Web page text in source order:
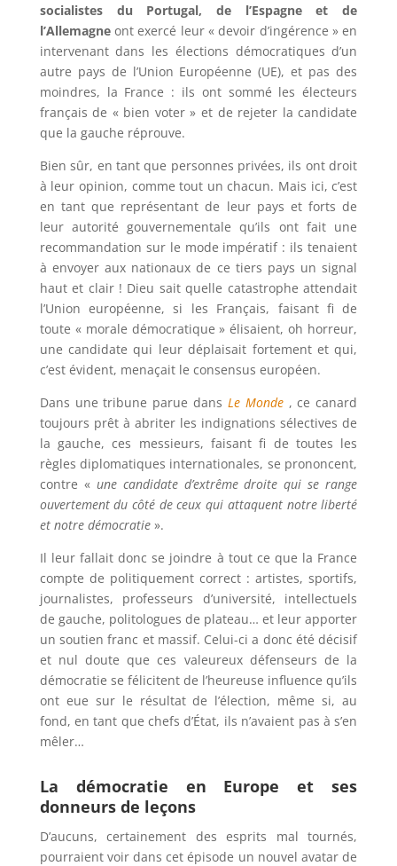
socialistes du Portugal, de l’Espagne et de
l’Allemagneont exercé leur « devoir d’ingérence » en
intervenant dans les élections démocratiques d’un
autre pays de l’Union Européenne (UE), et pas des
moindres, la France : ils ont sommé les électeurs
français de « bien voter » et de rejeter la candidate
que la gauche réprouve.
Bien sûr, en tant que personnes privées, ils ont droit
à leur opinion, comme tout un chacun. Mais ici, c’est
en tant que représentant de leur pays et forts de
leur autorité gouvernementale qu’ils ont fait une
recommandation sur le mode impératif : ils tenaient
à envoyer aux nationaux de ce tiers pays un signal
haut et clair ! Dieu sait quelle catastrophe attendait
l’Union européenne, si les Français, faisant fi de
toute « morale démocratique » élisaient, oh horreur,
une candidate qui leur déplaisait fortement et qui,
c’est évident, menaçait le consensus européen.
Dans une tribune parue dans Le Monde, ce canard
toujours prêt à abriter les indignations sélectives de
la gauche, ces messieurs, faisant fi de toutes les
règles diplomatiques internationales, se prononcent,
contre « une candidate d’extrême droite qui se range
ouvertement du côté de ceux qui attaquent notre liberté
et notre démocratie».
Il leur fallait donc se joindre à tout ce que la France
compte de politiquement correct : artistes, sportifs,
journalistes, professeurs d’université, intellectuels
de gauche, politologues de plateau… et leur apporter
un soutien franc et massif. Celui-ci a donc été décisif
et nul doute que ces valeureux défenseurs de la
démocratie se félicitent de l’heureuse influence qu’ils
ont eue sur le résultat de l’élection, même si, au
fond, en tant que chefs d’État, ils n’avaient pas à s’en
mêler…
La démocratie en Europe et ses
donneurs de leçons
D’aucuns, certainement des esprits mal tournés,
pourraient voir dans cet épisode un nouvel avatar de